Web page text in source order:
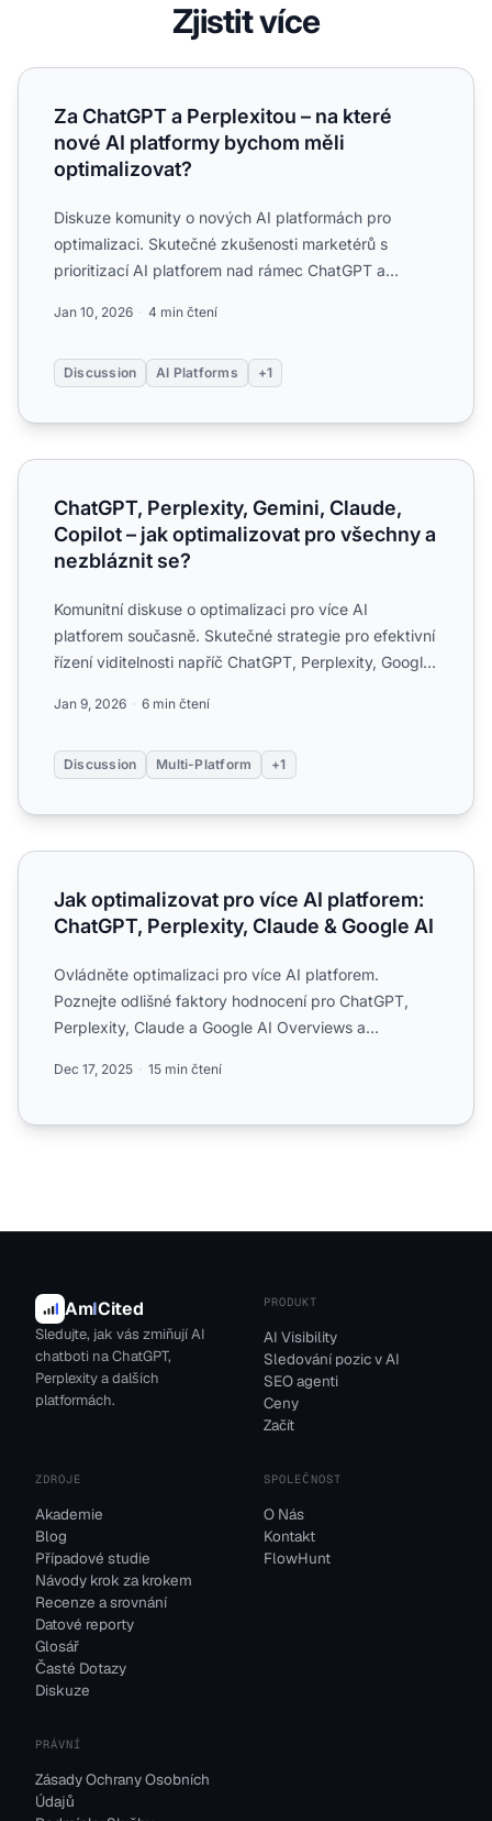
Zjistit více
Za ChatGPT a Perplexitou – na které nové AI platformy
Za ChatGPT a Perplexitou – na které
nové AI platformy bychom měli
optimalizovat?
Diskuze komunity o nových AI platformách pro
optimalizaci. Skutečné zkušenosti marketérů s
prioritizací AI platforem nad rámec ChatGPT a
Jan 10, 2026 4 min čtení
Discussion AI Platforms +1
ChatGPT, Perplexity, Gemini, Claude, Copilot – jak
ChatGPT, Perplexity, Gemini, Claude,
Copilot – jak optimalizovat pro všechny a
nezbláznit se?
Komunitní diskuse o optimalizaci pro více AI
platforem současně. Skutečné strategie pro efektivní
řízení viditelnosti napříč ChatGPT, Perplexity, Google
Jan 9, 2026 6 min čtení
Discussion Multi-Platform +1
Jak optimalizovat pro více AI platforem: ChatGPT,
Jak optimalizovat pro více AI platforem:
ChatGPT, Perplexity, Claude & Google AI
Ovládněte optimalizaci pro více AI platforem.
Poznejte odlišné faktory hodnocení pro ChatGPT,
Perplexity, Claude a Google AI Overviews a
Dec 17, 2025 15 min čtení
AmICited
Sledujte, jak vás zmiňují AI
chatboti na ChatGPT,
Perplexity a dalších
platformách.
PRODUKT
AI Visibility
Sledování pozic v AI
SEO agenti
Ceny
Začít
ZDROJE
Akademie
Blog
Případové studie
Návody krok za krokem
Recenze a srovnání
Datové reporty
Glosář
Časté Dotazy
Diskuze
SPOLEČNOST
O Nás
Kontakt
FlowHunt
PRÁVNÍ
Zásady Ochrany Osobních
Údajů